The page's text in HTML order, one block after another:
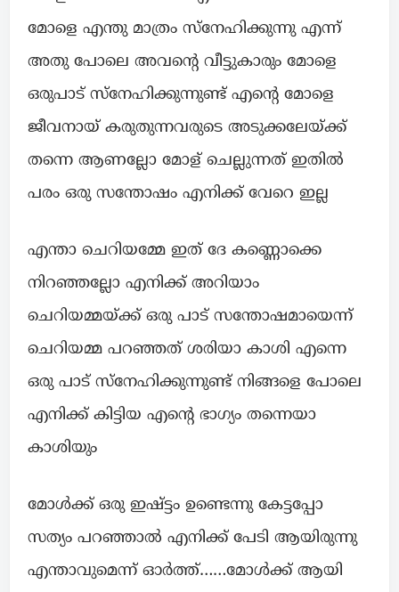
മോളെ എന്തു മാത്രം സ്നേഹിക്കുന്നു എന്ന്
അതു പോലെ അവന്റെ വീട്ടുകാരും മോളെ
ഒരുപാട് സ്നേഹിക്കുന്നുണ്ട് എന്റെ മോളെ
ജീവനായ് കരുതുന്നവരുടെ അടുക്കലേയ്ക്ക്
തന്നെ ആണല്ലോ മോള് ചെല്ലുന്നത് ഇതിൽ
പരം ഒരു സന്തോഷം എനിക്ക് വേറെ ഇല്ല
എന്താ ചെറിയമ്മേ ഇത് ദേ കണ്ണൊക്കെ
നിറഞ്ഞല്ലോ എനിക്ക് അറിയാം
ചെറിയമ്മയ്ക്ക് ഒരു പാട് സന്തോഷമായെന്ന്
ചെറിയമ്മ പറഞ്ഞത് ശരിയാ കാശി എന്നെ
ഒരു പാട് സ്നേഹിക്കുന്നുണ്ട് നിങ്ങളെ പോലെ
എനിക്ക് കിട്ടിയ എന്റെ ഭാഗ്യം തന്നെയാ
കാശിയും
മോൾക്ക് ഒരു ഇഷ്ട്ടം ഉണ്ടെന്നു കേട്ടപ്പോ
സത്യം പറഞ്ഞാൽ എനിക്ക് പേടി ആയിരുന്നു
എന്താവുമെന്ന് ഓർത്ത്……മോൾക്ക് ആയി